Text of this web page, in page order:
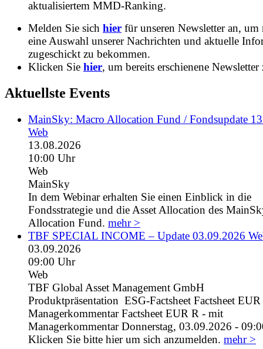
aktualisiertem MMD-Ranking.
Melden Sie sich hier für unseren Newsletter an, um
eine Auswahl unserer Nachrichten und aktuelle
zugeschickt zu bekommen.
Klicken Sie hier, um bereits erschienene Newsletter
Aktuellste Events
MainSky: Macro Allocation Fund / Fondsupdate
Web
13.08.2026
10:00 Uhr
Web
MainSky
In dem Webinar erhalten Sie einen Einblick in die
Fondsstrategie und die Asset Allocation des
Allocation Fund. mehr >
TBF SPECIAL INCOME – Update 03.09.2026
03.09.2026
09:00 Uhr
Web
TBF Global Asset Management GmbH
Produktpräsentation ESG-Factsheet Factsheet
Managerkommentar Factsheet EUR R - mit
Managerkommentar Donnerstag, 03.09.2026 -
Klicken Sie bitte hier um sich anzumelden. mehr >